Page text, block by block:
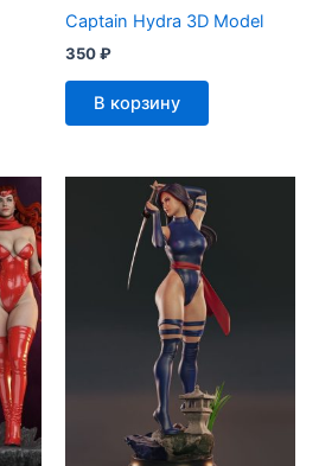
Captain Hydra 3D Model
350₽
В корзину